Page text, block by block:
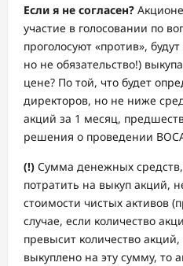
Если я не согласен?
участие в голосовании по
проголосуют «против», будут
но не обязательство!)
цене? По той, что будет
директоров, но не ниже
акций за 1 месяц,
решения о проведении
(!) Сумма денежных
потратить на выкуп акций,
стоимости чистых активов
случае, если количество
превысит количество
выкуплено на эту сумму, то